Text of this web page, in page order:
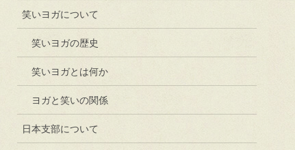
笑いヨガについて
笑いヨガの歴史
笑いヨガとは何か
ヨガと笑いの関係
日本支部について